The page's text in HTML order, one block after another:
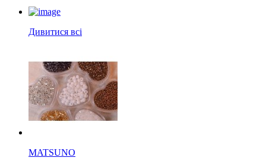
Дивитися всі
MATSUNO